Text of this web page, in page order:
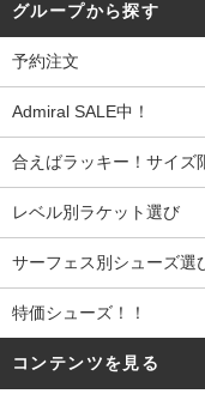
グループから探す
予約注文
Admiral SALE中！
合えばラッキー！サイズ
レベル別ラケット選び
サーフェス別シューズ選
特価シューズ！！
コンテンツを見る